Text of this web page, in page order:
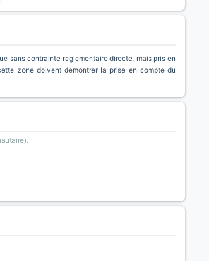
sans contrainte reglementaire directe, mais pris en
zone doivent demontrer la prise en compte du